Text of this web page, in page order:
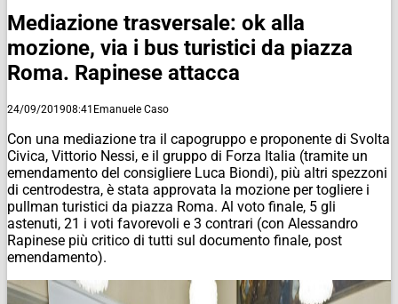
Mediazione trasversale: ok alla
mozione, via i bus turistici da piazza
Roma. Rapinese attacca
24/09/201908:41 Emanuele Caso
Con una mediazione tra il capogruppo e proponente di Svolta
Civica, Vittorio Nessi, e il gruppo di Forza Italia (tramite un
emendamento del consigliere Luca Biondi), più altri spezzoni
di centrodestra, è stata approvata la mozione per togliere i
pullman turistici da piazza Roma. Al voto finale, 5 gli
astenuti, 21 i voti favorevoli e 3 contrari (con Alessandro
Rapinese più critico di tutti sul documento finale, post
emendamento).